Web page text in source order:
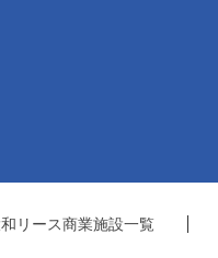
リース商業施設一覧